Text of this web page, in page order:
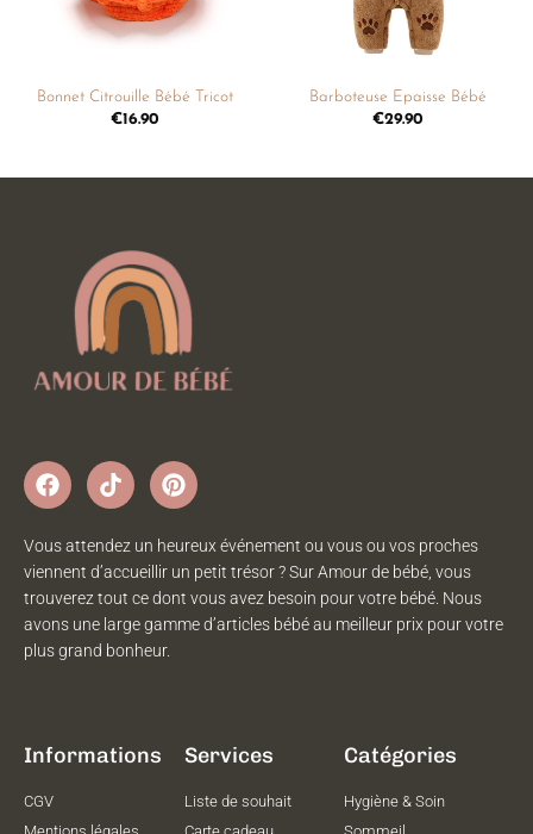
Bonnet Citrouille Bébé Tricot
€16.90
Barboteuse Epaisse Bébé
€29.90
Vous attendez un heureux événement ou vous ou vos proches
viennent d’accueillir un petit trésor ? Sur Amour de bébé, vous
trouverez tout ce dont vous avez besoin pour votre bébé. Nous
avons une large gamme d’articles bébé au meilleur prix pour votre
plus grand bonheur.
Informations
CGV
Services
Liste de souhait
Catégories
Hygiène & Soin